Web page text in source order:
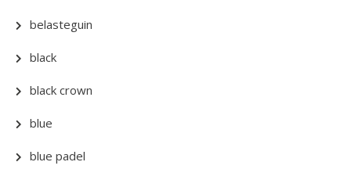
belasteguin
black
black crown
blue
blue padel